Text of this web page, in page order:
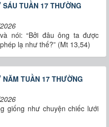
TUẦN 17 THƯỜNG
nói: “Bởi đâu ông ta được
lạ như thế?” (Mt 13,54)
TUẦN 17 THƯỜNG
giống như chuyện chiếc lưới